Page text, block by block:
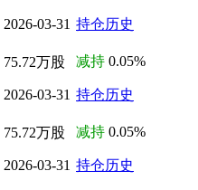
2026-03-31 持仓历史
75.72万股
2026-03-31
减持 0.05%
持仓历史
75.72万股
2026-03-31
减持 0.05%
持仓历史